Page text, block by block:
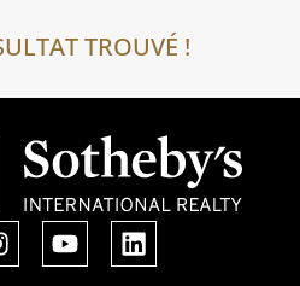
TROUVÉ !